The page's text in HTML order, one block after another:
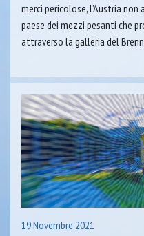
merci pericolose, l’Austria
paese dei mezzi pesanti che
attraverso la galleria del
19 Novembre 2021